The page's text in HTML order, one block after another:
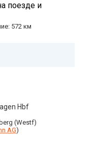
поезде и
572 км
Hbf
(Westf)
AG)